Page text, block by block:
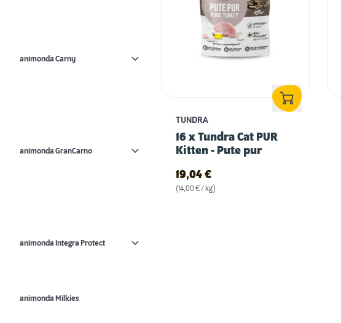
animonda Carny
animonda GranCarno
animonda Integra Protect
animonda Milkies
TUNDRA
16 x Tundra Cat PUR
Kitten - Pute pur
19,04 €
(14,00 € / kg)